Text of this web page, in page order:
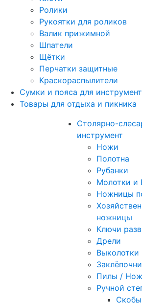
Ролики
Рукоятки для роликов
Валик прижимной
Шпатели
Щётки
Перчатки защитные
Краскораспылители
Сумки и пояса для
Товары для отдыха и пикника
Столярно-
инструмент
Ножи
Полотна
Рубанки
Молотки и
Ножницы
ножницы
Ключи
Дрели
Выколотки
Пилы /
Ручной